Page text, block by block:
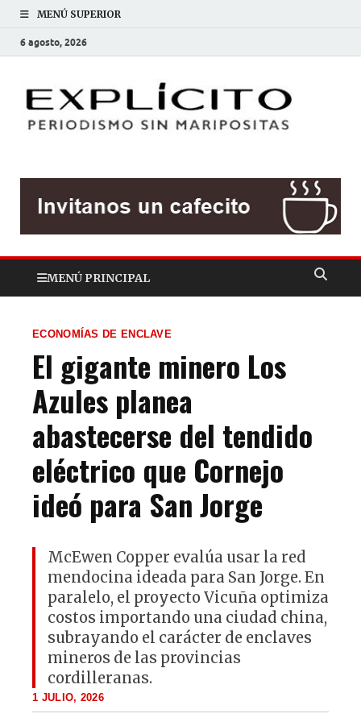
MENÚ SUPERIOR
6 agosto, 2026
MENÚ PRINCIPAL
ECONOMÍAS DE ENCLAVE
El gigante minero Los
Azules planea
abastecerse del tendido
eléctrico que Cornejo
ideó para San Jorge
McEwen Copper evalúa usar la red
mendocina ideada para San Jorge. En
paralelo, el proyecto Vicuña optimiza
costos importando una ciudad china,
subrayando el carácter de enclaves
mineros de las provincias
cordilleranas.
1 JULIO, 2026